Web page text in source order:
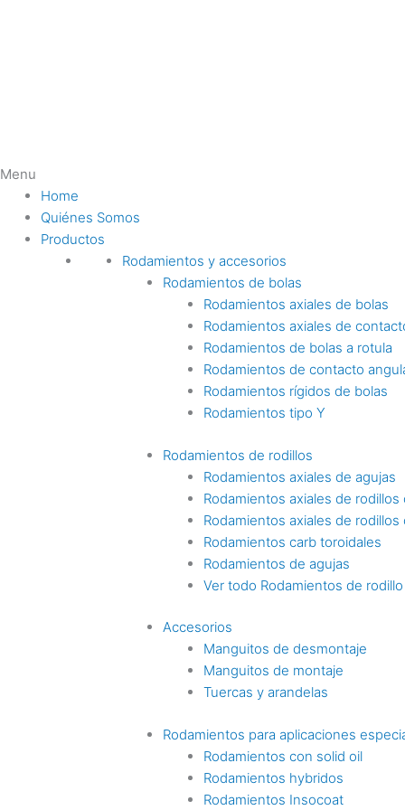
Menu
Home
Quiénes Somos
Productos
Rodamientos y accesorios
Rodamientos de bolas
Rodamientos axiales de bolas
Rodamientos axiales de
Rodamientos de bolas a rotula
Rodamientos de contacto
Rodamientos rígidos de bolas
Rodamientos tipo Y
Rodamientos de rodillos
Rodamientos axiales de agujas
Rodamientos axiales de rodillos
Rodamientos axiales de rodillos
Rodamientos carb toroidales
Rodamientos de agujas
Ver todo Rodamientos de rodillo
Accesorios
Manguitos de desmontaje
Manguitos de montaje
Tuercas y arandelas
Rodamientos para aplicaciones
Rodamientos con solid oil
Rodamientos hybridos
Rodamientos Insocoat